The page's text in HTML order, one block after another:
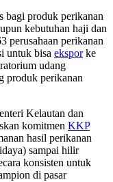
bagi produk perikanan
kebutuhan haji dan
perusahaan perikanan
untuk bisa eksporke
udang
produk perikanan
Kelautan dan
komitmen KKP
hasil perikanan
sampai hilir
konsisten untuk
di pasar